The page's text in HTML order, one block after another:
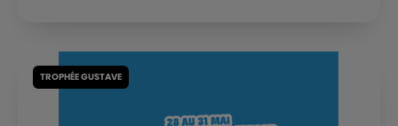
TROPHÉE GUSTAVE